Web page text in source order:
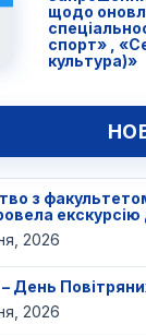
щодо
спорт» ,
культура)»
з
екскурсію
2026
День
2026